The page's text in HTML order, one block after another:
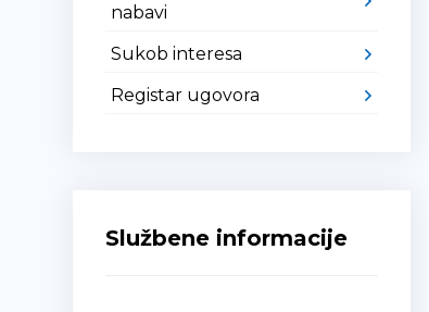
nabavi
Sukob interesa
Registar ugovora
Službene informacije